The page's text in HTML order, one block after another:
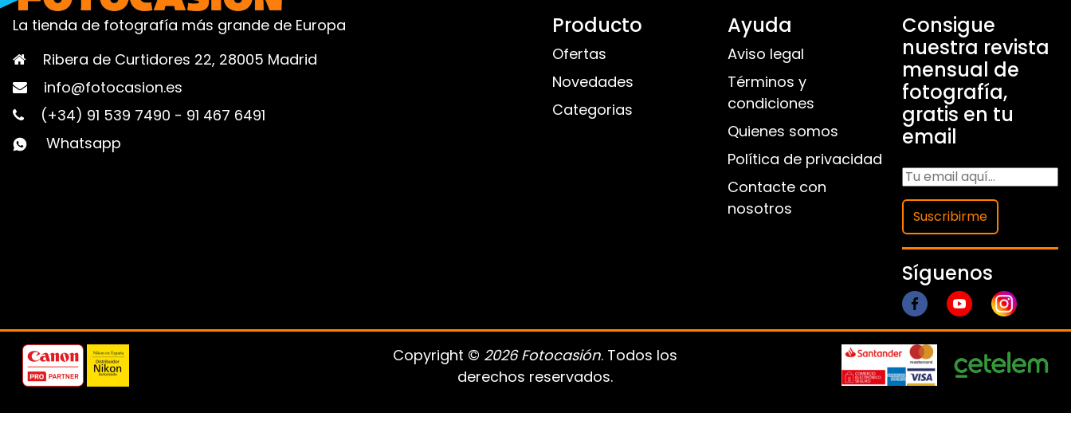
La tienda de fotografía más grande de Europa
Ribera de Curtidores 22, 28005 Madrid
info@fotocasion.es
(+34) 91 539 7490 - 91 467 6491
Whatsapp
Producto
Ofertas
Novedades
Categorias
Ayuda
Aviso legal
Términos y
condiciones
Quienes somos
Política de privacidad
Contacte con
nosotros
Consigue
nuestra revista
mensual de
fotografía,
gratis en tu
email
Suscribirme
Síguenos
Copyright © 2026 Fotocasión. Todos los
derechos reservados.